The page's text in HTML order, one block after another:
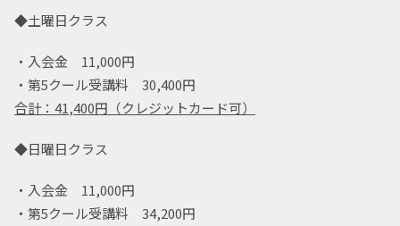
◆土曜日クラス
・入会金 11,000円
・第5クール受講料 30,400円
合計：41,400円（クレジットカード可）
◆日曜日クラス
・入会金 11,000円
・第5クール受講料 34,200円